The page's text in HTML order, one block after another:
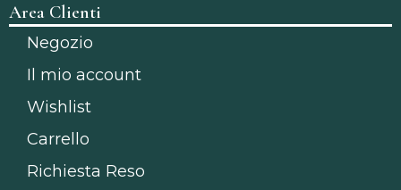
Area Clienti
Negozio
Il mio account
Wishlist
Carrello
Richiesta Reso